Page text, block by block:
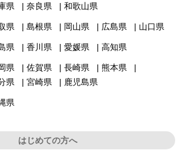
県
奈良県 和歌山県
県 島根県 岡山県 広島県 山口県
県 香川県 愛媛県 高知県
県 佐賀県 長崎県
熊本県
県
宮崎県 鹿児島県
県
はじめての方へ